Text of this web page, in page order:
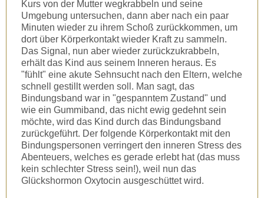
Kurs von der Mutter wegkrabbeln und seine
Umgebung untersuchen, dann aber nach ein paar
Minuten wieder zu ihrem Schoß zurückkommen, um
dort über Körperkontakt wieder Kraft zu sammeln.
Das Signal, nun aber wieder zurückzukrabbeln,
erhält das Kind aus seinem Inneren heraus. Es
"fühlt" eine akute Sehnsucht nach den Eltern, welche
schnell gestillt werden soll. Man sagt, das
Bindungsband war in "gespanntem Zustand" und
wie ein Gummiband, das nicht ewig gedehnt sein
möchte, wird das Kind durch das Bindungsband
zurückgeführt. Der folgende Körperkontakt mit den
Bindungspersonen verringert den inneren Stress des
Abenteuers, welches es gerade erlebt hat (das muss
kein schlechter Stress sein!), weil nun das
Glückshormon Oxytocin ausgeschüttet wird.